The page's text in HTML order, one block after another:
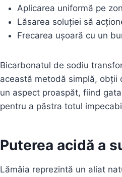
Aplicarea uniformă pe
Lăsarea soluției să
Frecarea ușoară cu un
Bicarbonatul de sodiu
această metodă simplă, obții
un aspect proaspăt, fiind
pentru a păstra totul
Puterea acidă a
Lămâia reprezintă un aliat